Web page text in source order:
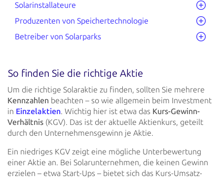
Solarinstallateure
Produzenten von Speichertechnologie
Betreiber von Solarparks
So finden Sie die richtige Aktie
Um die richtige Solaraktie zu finden, sollten Sie mehrere
Kennzahlen beachten – so wie allgemein beim Investment
in Einzelaktien. Wichtig hier ist etwa das Kurs-Gewinn-
Verhältnis (KGV). Das ist der aktuelle Aktienkurs, geteilt
durch den Unternehmensgewinn je Aktie.
Ein niedriges KGV zeigt eine mögliche Unterbewertung
einer Aktie an. Bei Solarunternehmen, die keinen Gewinn
erzielen – etwa Start-Ups – bietet sich das Kurs-Umsatz-